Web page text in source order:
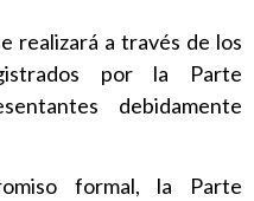
realizará a través de los
por la Parte
debidamente
formal, la Parte